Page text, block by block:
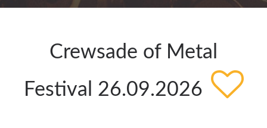
Crewsade of Metal
Festival 26.09.2026